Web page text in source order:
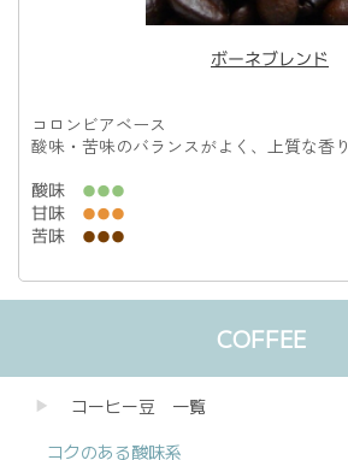
ボーネブレンド
コロンビアベース
酸味・苦味のバランスがよく、上質な香り
酸味 ●●●
甘味 ●●●
苦味 ●●●
COFFEE
コーヒー豆 一覧
コクのある酸味系